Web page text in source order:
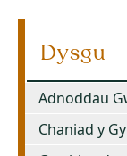
Dysgu
Adnoddau
Chaniad y